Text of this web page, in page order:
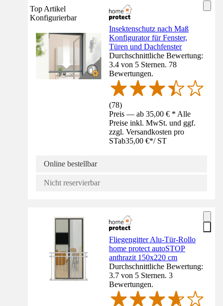
Top Artikel
Konfigurierbar
Insektenschutz nach Maß
Konfigurator für Fenster,
Türen und Dachfenster
Durchschnittliche Bewertung:
3.4 von 5 Sternen. 78
Bewertungen.
(78)
Preis — ab 35,00 € * Alle
Preise inkl. MwSt. und ggf.
zzgl. Versandkosten pro
STab35,00 €*/ ST
Online bestellbar
Nicht reservierbar
Fliegengitter Alu-Tür-Rollo
home protect autoSTOP
anthrazit 150x220 cm
Durchschnittliche Bewertung:
3.7 von 5 Sternen. 3
Bewertungen.